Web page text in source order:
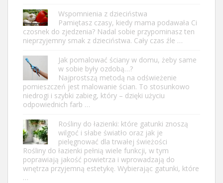
Wspomnienia z dzieciństwa
Pamiętasz czasy, kiedy mama podawała Ci
czosnek do zjedzenia? Nadal sobie przypominasz ten
nieprzyjemny smak z dzieciństwa. Cały czas źle …
Jak pomalować ściany w domu, żeby same
w sobie były ozdobą…?
Najprostszą metodą na odświeżenie
pomieszczeń jest malowanie ścian. To stosunkowo
niedrogi i szybki zabieg, który – dzięki użyciu
odpowiednich farb …
Rośliny do łazienki: które gatunki znoszą
wilgoć i słabe światło oraz jak je
pielęgnować dla trwałej świeżości
Rośliny do łazienki pełnią wiele funkcji, w tym
poprawiają jakość powietrza i wprowadzają do
wnętrza przyjemną estetykę. Wybierając gatunki, które
…